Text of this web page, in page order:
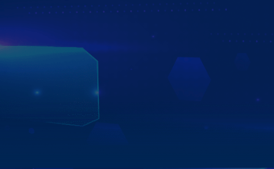
Zestech ký kết thỏa thuận hợp tác chiến lược bền vững và
nhiều các hãng xe ô tô lớn tại Việt Nam như Toyota Long
Biên, Toyota Bắc Giang, Hyundai Sài Gòn, Mitsubishi Quy
Nhơn,…Đánh dấu bước tiến quan trọng trong sự phát
khách hàng.